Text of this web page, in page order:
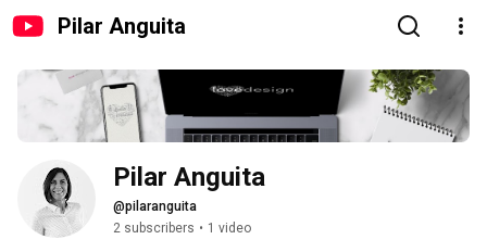
Pilar Anguita
Pilar Anguita
@pilaranguita
2 subscribers • 1 video